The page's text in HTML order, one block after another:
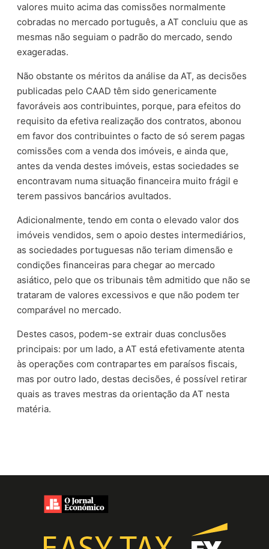
valores muito acima das comissões normalmente
cobradas no mercado português, a AT concluiu que as
mesmas não seguiam o padrão do mercado, sendo
exageradas.
Não obstante os méritos da análise da AT, as decisões
publicadas pelo CAAD têm sido genericamente
favoráveis aos contribuintes, porque, para efeitos do
requisito da efetiva realização dos contratos, abonou
em favor dos contribuintes o facto de só serem pagas
comissões com a venda dos imóveis, e ainda que,
antes da venda destes imóveis, estas sociedades se
encontravam numa situação financeira muito frágil e
terem passivos bancários avultados.
Adicionalmente, tendo em conta o elevado valor dos
imóveis vendidos, sem o apoio destes intermediários,
as sociedades portuguesas não teriam dimensão e
condições financeiras para chegar ao mercado
asiático, pelo que os tribunais têm admitido que não se
trataram de valores excessivos e que não podem ter
comparável no mercado.
Destes casos, podem-se extrair duas conclusões
principais: por um lado, a AT está efetivamente atenta
às operações com contrapartes em paraísos fiscais,
mas por outro lado, destas decisões, é possível retirar
quais as traves mestras da orientação da AT nesta
matéria.